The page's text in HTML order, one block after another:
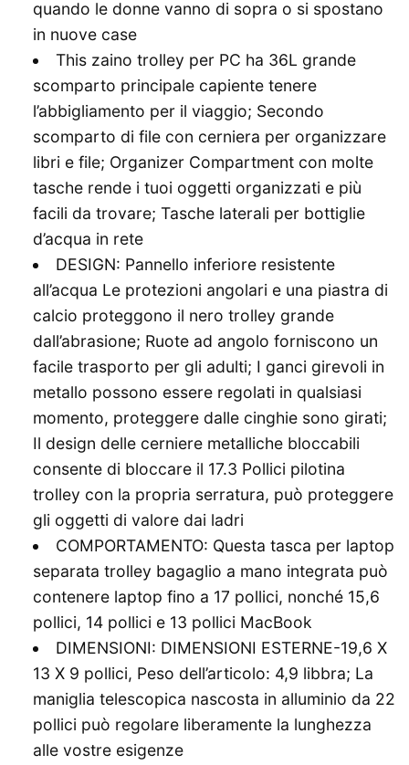
quando le donne vanno di sopra o si spostano
in nuove case
This zaino trolley per PC ha 36L grande
scomparto principale capiente tenere
l’abbigliamento per il viaggio; Secondo
scomparto di file con cerniera per organizzare
libri e file; Organizer Compartment con molte
tasche rende i tuoi oggetti organizzati e più
facili da trovare; Tasche laterali per bottiglie
d’acqua in rete
DESIGN: Pannello inferiore resistente
all’acqua Le protezioni angolari e una piastra di
calcio proteggono il nero trolley grande
dall’abrasione; Ruote ad angolo forniscono un
facile trasporto per gli adulti; I ganci girevoli in
metallo possono essere regolati in qualsiasi
momento, proteggere dalle cinghie sono girati;
Il design delle cerniere metalliche bloccabili
consente di bloccare il 17.3 Pollici pilotina
trolley con la propria serratura, può proteggere
gli oggetti di valore dai ladri
COMPORTAMENTO: Questa tasca per laptop
separata trolley bagaglio a mano integrata può
contenere laptop fino a 17 pollici, nonché 15,6
pollici, 14 pollici e 13 pollici MacBook
DIMENSIONI: DIMENSIONI ESTERNE-19,6 X
13 X 9 pollici, Peso dell’articolo: 4,9 libbra; La
maniglia telescopica nascosta in alluminio da 22
pollici può regolare liberamente la lunghezza
alle vostre esigenze